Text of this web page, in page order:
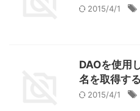
2015/4/1
DAOを使用
名を取得する
2015/4/1